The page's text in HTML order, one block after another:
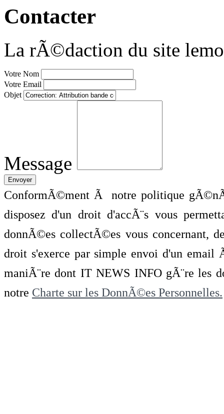
Contacter
La rÃ©daction du site
Votre Nom
Votre Email
Objet
Message
ConformÃ©ment Ã notre politique
disposez d'un droit d'accÃ¨s vous
donnÃ©es collectÃ©es vous concernant,
droit s'exerce par simple envoi d'un
maniÃ¨re dont IT NEWS INFO gÃ¨re les
notre Charte sur les DonnÃ©es Personnelles.